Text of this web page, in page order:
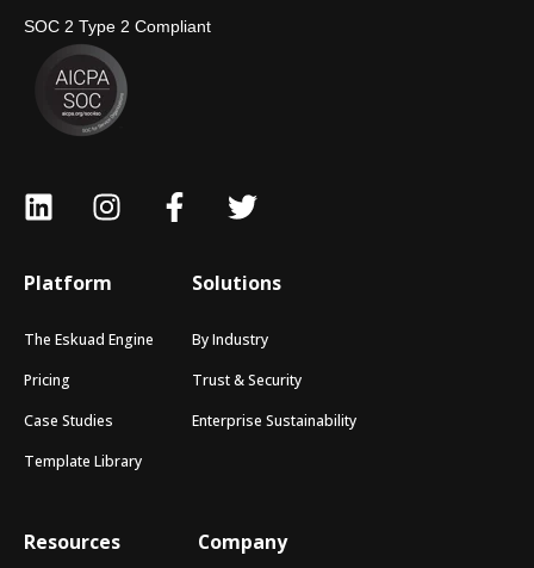
SOC 2 Type 2 Compliant
Platform
The Eskuad Engine
Pricing
Case Studies
Template Library
Solutions
By Industry
Trust & Security
Enterprise Sustainability
Resources Company